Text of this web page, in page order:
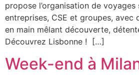
propose l’organisation de
entreprises, CSE et groupes, avec
en main mêlant découverte,
Découvrez Lisbonne ! […]
Week-end à